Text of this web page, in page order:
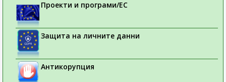
Проекти и програми/ЕС
Защита на личните данни
Антикорупция